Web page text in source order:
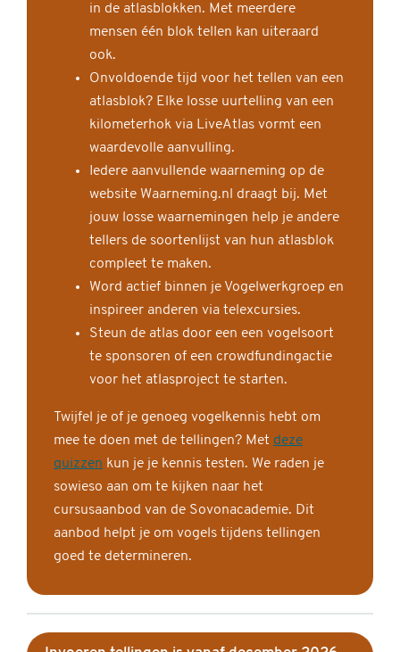
in de atlasblokken. Met meerdere
mensen één blok tellen kan uiteraard
ook.
Onvoldoende tijd voor het tellen van een
atlasblok? Elke losse uurtelling van een
kilometerhok via LiveAtlas vormt een
waardevolle aanvulling.
Iedere aanvullende waarneming op de
website Waarneming.nl draagt bij. Met
jouw losse waarnemingen help je andere
tellers de soortenlijst van hun atlasblok
compleet te maken.
Word actief binnen je Vogelwerkgroep en
inspireer anderen via telexcursies.
Steun de atlas door een een vogelsoort
te sponsoren of een crowdfundingactie
voor het atlasproject te starten.
Twijfel je of je genoeg vogelkennis hebt om
mee te doen met de tellingen? Met deze
quizzen kun je je kennis testen. We raden je
sowieso aan om te kijken naar het
cursusaanbod van de Sovonacademie. Dit
aanbod helpt je om vogels tijdens tellingen
goed te determineren.